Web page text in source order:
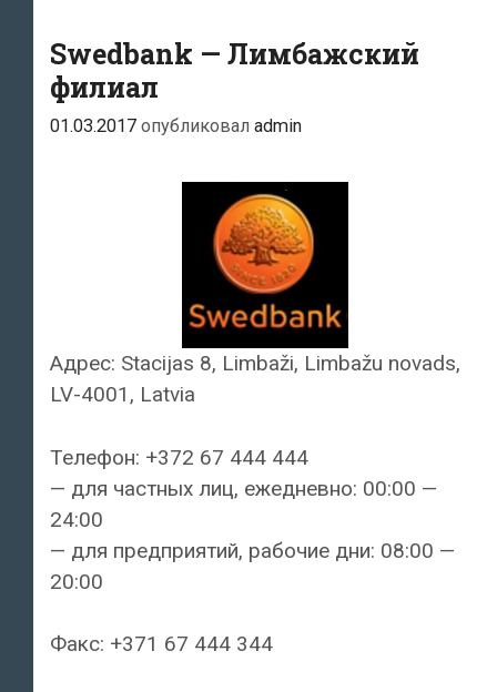
Swedbank — Лимбажский
филиал
01.03.2017 опубликовал admin
Адрес: Stacijas 8, Limbaži, Limbažu novads,
LV-4001, Latvia
Телефон: +372 67 444 444
— для частных лиц, ежедневно: 00:00 —
24:00
— для предприятий, рабочие дни: 08:00 —
20:00
Факс: +371 67 444 344